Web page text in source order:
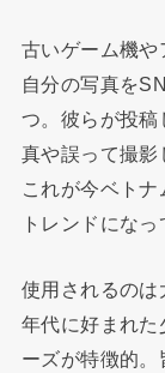
古いゲーム機や
自分の写真を
つ。彼らが投稿
真や誤って撮影
これが今ベト
トレンドになっ
使用されるの
年代に好まれた
ーズが特徴的